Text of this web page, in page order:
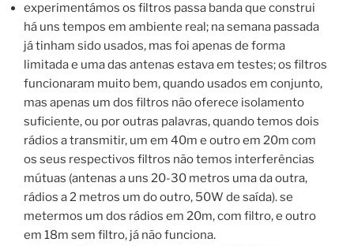
experimentámos os filtros passa banda que construi
há uns tempos em ambiente real; na semana passada
já tinham sido usados, mas foi apenas de forma
limitada e uma das antenas estava em testes; os filtros
funcionaram muito bem, quando usados em conjunto,
mas apenas um dos filtros não oferece isolamento
suficiente, ou por outras palavras, quando temos dois
rádios a transmitir, um em 40m e outro em 20m com
os seus respectivos filtros não temos interferências
mútuas (antenas a uns 20-30 metros uma da outra,
rádios a 2 metros um do outro, 50W de saída). se
metermos um dos rádios em 20m, com filtro, e outro
em 18m sem filtro, já não funciona.